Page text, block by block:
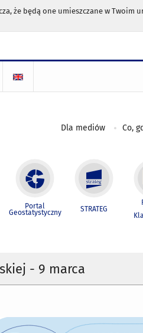
że będą one umieszczane w Twoim
Dla mediów Co,
Portal
Geostatystyczny STRATEG
- 9 marca